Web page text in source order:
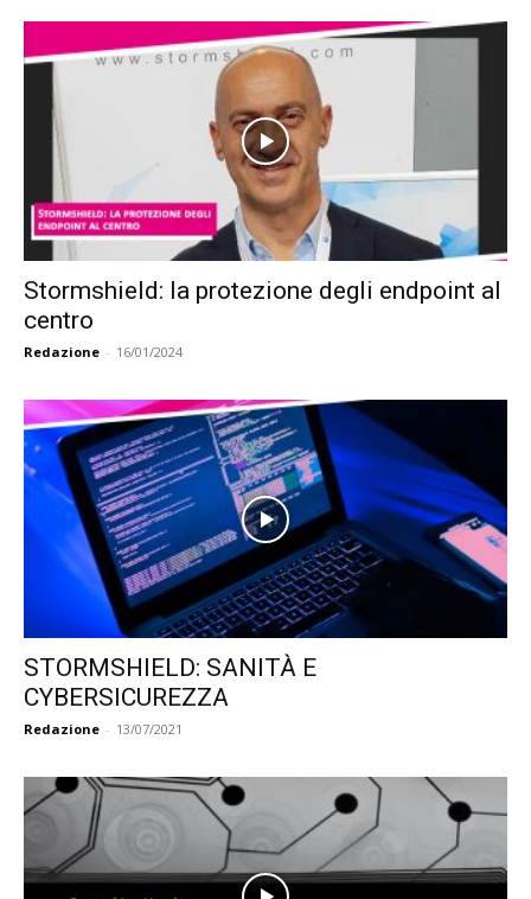
Stormshield: la protezione degli endpoint al
centro
Redazione - 16/01/2024
STORMSHIELD: SANITÀ E
CYBERSICUREZZA
Redazione - 13/07/2021